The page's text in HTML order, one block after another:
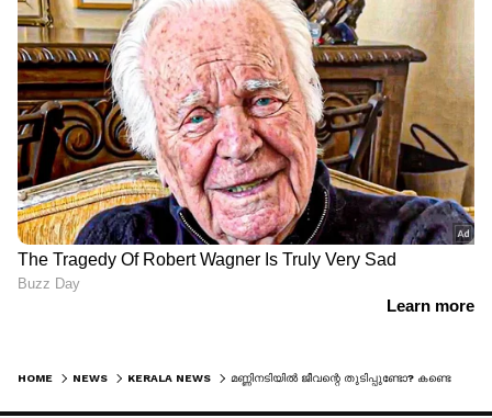
HOME NEWS KERALA NEWS മണ്ണിനടിയിൽ ജീവന്റെ തുടിപ്പുണ്ടോ? കണ്ടെത്താൻ മൂവ്മെന്റ് ലോക്കേറ്റിംഗ് ക്യാമറയും 2 കെഡാവർ നായ്ക്കളെയും എത്തിച്ചു, തിരച്ചിൽ തുടരുന്നു